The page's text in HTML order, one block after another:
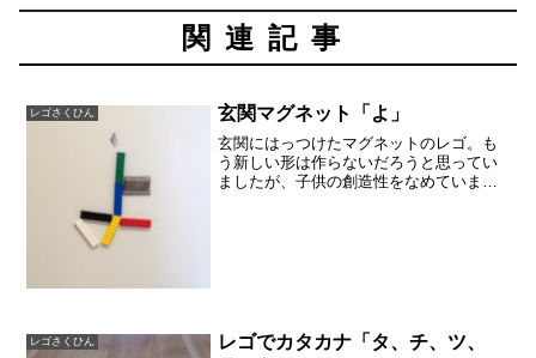
関連記事
レゴさくひん 玄関マグネット「よ」
玄関にはっつけたマグネットのレゴ。も
う新しい形は作らないだろうと思ってい
ましたが、子供の創造性をなめていまし
レゴさくひん
レゴでカタカナ「タ、チ、ツ、